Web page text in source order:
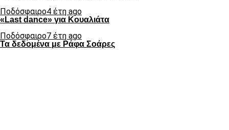
Ποδόσφαιρο4 έτη ago
«Last dance» για Κουαλιάτα
Ποδόσφαιρο7 έτη ago
Τα δεδομένα με Ράφα Σοάρες